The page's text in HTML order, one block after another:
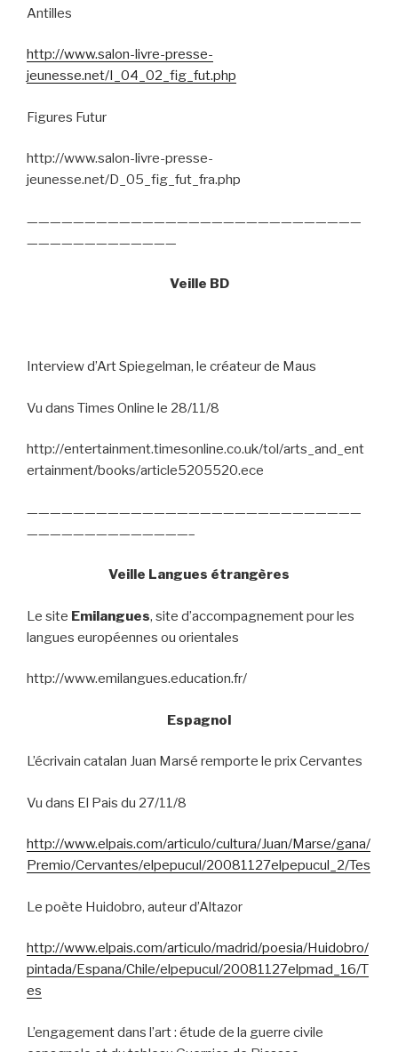
Antilles
http://www.salon-livre-presse-
jeunesse.net/I_04_02_fig_fut.php
Figures Futur
http://www.salon-livre-presse-
jeunesse.net/D_05_fig_fut_fra.php
—————————————————————————————
—————————————
Veille BD
Interview d’Art Spiegelman, le créateur de Maus
Vu dans Times Online le 28/11/8
http://entertainment.timesonline.co.uk/tol/arts_and_ent
ertainment/books/article5205520.ece
—————————————————————————————
——————————————–
Veille Langues étrangères
Le site Emilangues, site d’accompagnement pour les
langues européennes ou orientales
http://www.emilangues.education.fr/
Espagnol
L’écrivain catalan Juan Marsé remporte le prix Cervantes
Vu dans El Pais du 27/11/8
http://www.elpais.com/articulo/cultura/Juan/Marse/gana/
Premio/Cervantes/elpepucul/20081127elpepucul_2/Tes
Le poète Huidobro, auteur d’Altazor
http://www.elpais.com/articulo/madrid/poesia/Huidobro/
pintada/Espana/Chile/elpepucul/20081127elpmad_16/T
es
L’engagement dans l’art : étude de la guerre civile